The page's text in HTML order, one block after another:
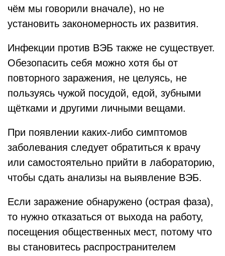
чём мы говорили вначале), но не
установить закономерность их развития.
Инфекции против ВЭБ также не существует.
Обезопасить себя можно хотя бы от
повторного заражения, не целуясь, не
пользуясь чужой посудой, едой, зубными
щётками и другими личными вещами.
При появлении каких-либо симптомов
заболевания следует обратиться к врачу
или самостоятельно прийти в лабораторию,
чтобы сдать анализы на выявление ВЭБ.
Если заражение обнаружено (острая фаза),
то нужно отказаться от выхода на работу,
посещения общественных мест, потому что
вы становитесь распространителем